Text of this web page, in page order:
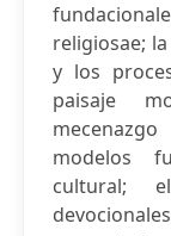
religiosae;
y los
paisaje
modelos
cultural;